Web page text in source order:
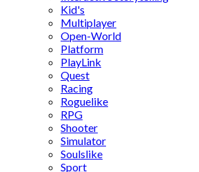
Kid's
Multiplayer
Open-World
Platform
PlayLink
Quest
Racing
Roguelike
RPG
Shooter
Simulator
Soulslike
Sport